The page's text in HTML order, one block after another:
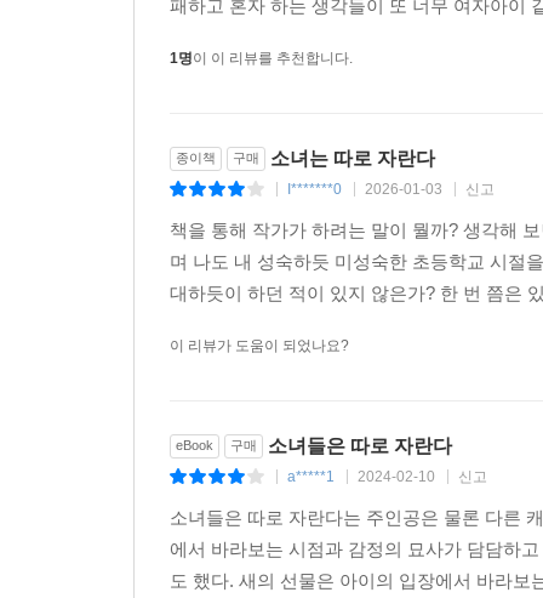
패하고 혼자 하는 생각들이 또 너무 여자아이
1명이 이 리뷰를 추천합니다.
종이책 구매 소녀는 따로 자란다
I*******0 2026-01-03 신고
책을 통해 작가가 하려는 말이 뭘까? 생각해
며 나도 내 성숙하듯 미성숙한 초등학교 시절
대하듯이 하던 적이 있지 않은가? 한 번 쯤은
이 리뷰가 도움이 되었나요?
eBook 구매 소녀들은 따로 자란다
a*****1 2024-02-10 신고
소녀들은 따로 자란다는 주인공은 물론 다른
에서 바라보는 시점과 감정의 묘사가 담담하
도 했다. 새의 선물은 아이의 입장에서 바라